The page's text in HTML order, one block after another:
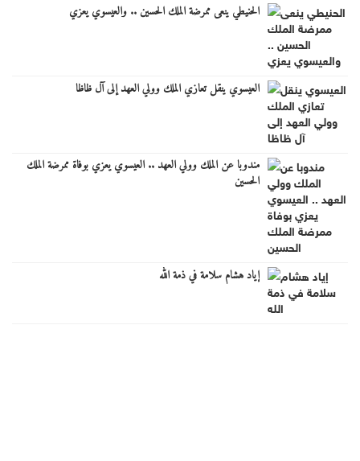
الحنيطي ينعى ممرضة الملك الحسين .. والعيسوي يعزي
العيسوي ينقل تعازي الملك وولي العهد إلى آل ظاظا
مندوبا عن الملك وولي العهد .. العيسوي يعزي بوفاة ممرضة الملك
الحسين
إياد هشام سلامة في ذمة الله